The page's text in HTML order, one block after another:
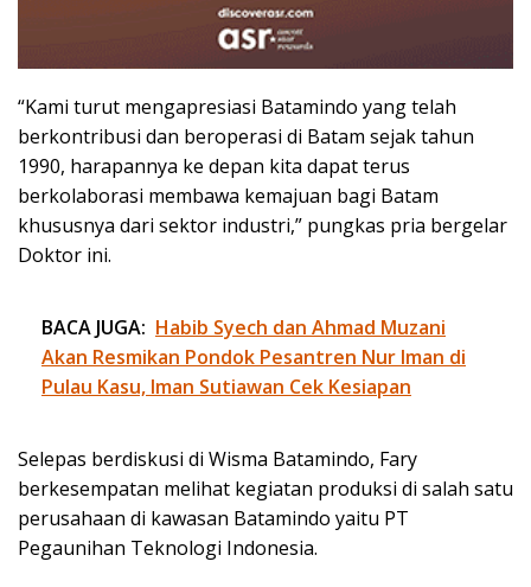
“Kami turut mengapresiasi Batamindo yang telah
berkontribusi dan beroperasi di Batam sejak tahun
1990, harapannya ke depan kita dapat terus
berkolaborasi membawa kemajuan bagi Batam
khususnya dari sektor industri,” pungkas pria bergelar
Doktor ini.
BACA JUGA: Habib Syech dan Ahmad Muzani
Akan Resmikan Pondok Pesantren Nur Iman di
Pulau Kasu, Iman Sutiawan Cek Kesiapan
Selepas berdiskusi di Wisma Batamindo, Fary
berkesempatan melihat kegiatan produksi di salah satu
perusahaan di kawasan Batamindo yaitu PT
Pegaunihan Teknologi Indonesia.